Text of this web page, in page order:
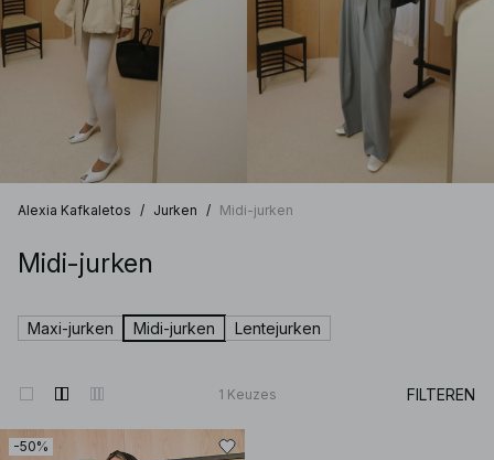
Alexia Kafkaletos / Jurken / Midi-jurken
Midi-jurken
Maxi-jurken Midi-jurken Lentejurken
1 Keuzes FILTEREN
-50%